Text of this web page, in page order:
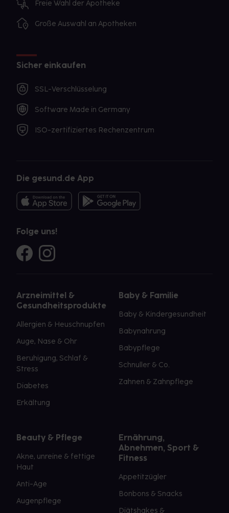
Freie Wahl der Apotheke
Große Auswahl an Apotheken
Sicher einkaufen
SSL-Verschlüsselung
Software Made in Germany
ISO-zertifiziertes Rechenzentrum
Die gesund.de App
Folge uns!
Arzneimittel &
Gesundheitsprodukte
Allergien & Heuschnupfen
Auge, Nase & Ohr
Beruhigung, Schlaf &
Stress
Diabetes
Erkältung
Baby & Familie
Baby & Kindergesundheit
Babynahrung
Babypflege
Schnuller & Co.
Zahnen & Zahnpflege
Beauty & Pflege
Akne, unreine & fettige
Haut
Anti-Age
Augenpflege
Ernährung,
Abnehmen, Sport &
Fitness
Appetitzügler
Bonbons & Snacks
Diätshakes &